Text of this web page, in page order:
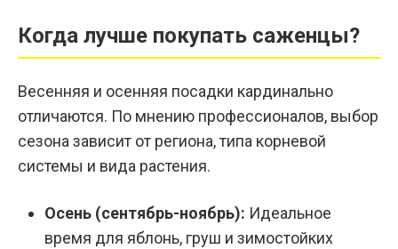
Когда лучше покупать саженцы?
Весенняя и осенняя посадки кардинально
отличаются. По мнению профессионалов, выбор
сезона зависит от региона, типа корневой
системы и вида растения.
Осень (сентябрь-ноябрь): Идеальное
время для яблонь, груш и зимостойких